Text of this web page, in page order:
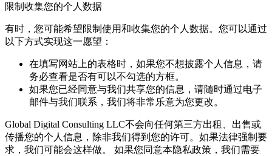
限制收集您的个人数据
有时，您可能希望限制使用和收集您的个人数据。您可以通过
以下方式实现这一愿望：
在填写网站上的表格时，如果您不想披露个人信息，请
务必查看是否有可以不勾选的方框。
如果您已经同意与我们共享您的信息，请随时通过电子
邮件与我们联系，我们将非常乐意为您更改。
Global Digital Consulting LLC不会向任何第三方出租、出售或
传播您的个人信息，除非我们得到您的许可。如果法律强制要
求，我们可能会这样做。 如果您同意本隐私政策，我们需要